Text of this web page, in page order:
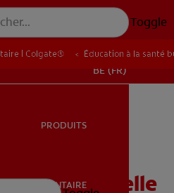
Toggle
BE (FR)
PRODUITS
BUCCO-DENTAIRE
| Colgate® Éducation à la santé
t-elle